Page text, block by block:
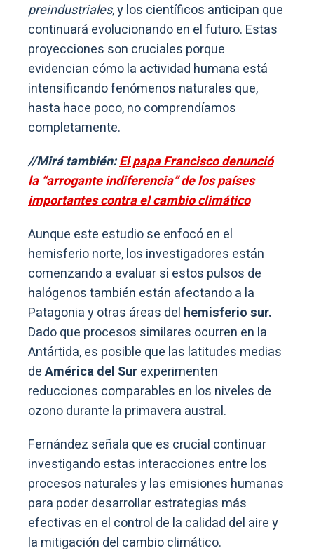
preindustriales, y los científicos anticipan que
continuará evolucionando en el futuro. Estas
proyecciones son cruciales porque
evidencian cómo la actividad humana está
intensificando fenómenos naturales que,
hasta hace poco, no comprendíamos
completamente.
//Mirá también:El papa Francisco denunció
la “arrogante indiferencia” de los países
importantes contra el cambio climático
Aunque este estudio se enfocó en el
hemisferio norte, los investigadores están
comenzando a evaluar si estos pulsos de
halógenos también están afectando a la
Patagonia y otras áreas del hemisferio sur.
Dado que procesos similares ocurren en la
Antártida, es posible que las latitudes medias
deAmérica del Surexperimenten
reducciones comparables en los niveles de
ozono durante la primavera austral.
Fernández señala que es crucial continuar
investigando estas interacciones entre los
procesos naturales y las emisiones humanas
para poder desarrollar estrategias más
efectivas en el control de la calidad del aire y
la mitigación del cambio climático.